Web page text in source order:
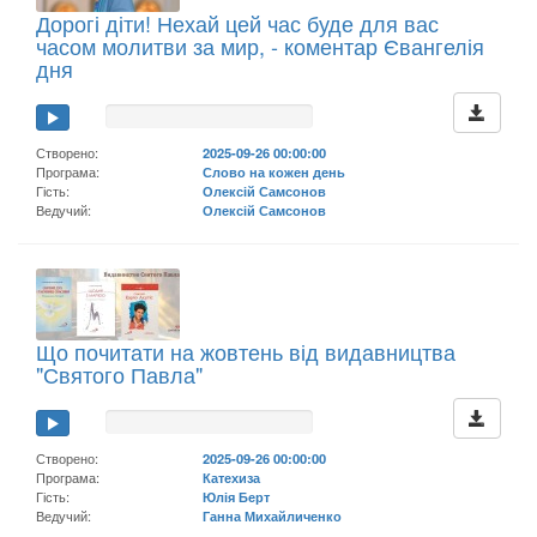
Дорогі діти! Нехай цей час буде для вас
часом молитви за мир, - коментар Євангелія
дня
Створено:
2025-09-26 00:00:00
Програма:
Слово на кожен день
Гість:
Олексій Самсонов
Ведучий:
Олексій Самсонов
Що почитати на жовтень від видавництва
"Святого Павла"
Створено:
2025-09-26 00:00:00
Програма:
Катехиза
Гість:
Юлія Берт
Ведучий:
Ганна Михайличенко